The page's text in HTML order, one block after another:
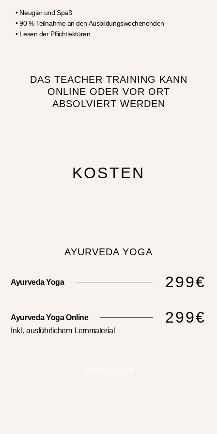
• Neugier und Spaß
• 90 % Teilnahme an den Ausbildungswochenenden
• Lesen der Pflichtlektüren
DAS TEACHER TRAINING KANN
ONLINE ODER VOR ORT
ABSOLVIERT WERDEN
KOSTEN
AYURVEDA YOGA
Ayurveda Yoga 299€
Ayurveda Yoga Online 299€
Inkl. ausführlichem Lernmaterial